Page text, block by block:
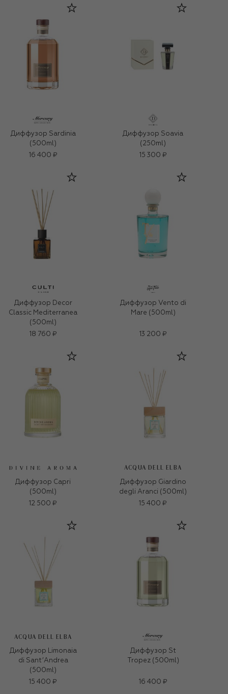
Диффузор Sardinia
(500ml)
16 400 ₽
Диффузор Soavia
(250ml)
15 300 ₽
Диффузор Decor
Classic Mediterranea
(500ml)
18 760 ₽
Диффузор Vento di
Mare (500ml)
13 200 ₽
Диффузор Capri
(500ml)
12 500 ₽
ACQUA DELL ELBA
Диффузор Giardino
degli Aranci (500ml)
15 400 ₽
ACQUA DELL ELBA
Диффузор Limonaia
di Sant’Andrea
(500ml)
15 400 ₽
Диффузор St
Tropez (500ml)
16 400 ₽